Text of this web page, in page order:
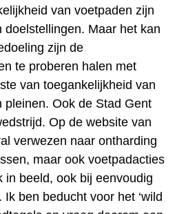
van voetpaden zijn
doelstellingen. Maar het kan
zijn de
te proberen halen met
van toegankelijkheid van
pleinen. Ook de Stad Gent
Op de website van
verwezen naar ontharding
maar ook voetpadacties
in beeld, ook bij eenvoudig
ben beducht voor het ‘wild